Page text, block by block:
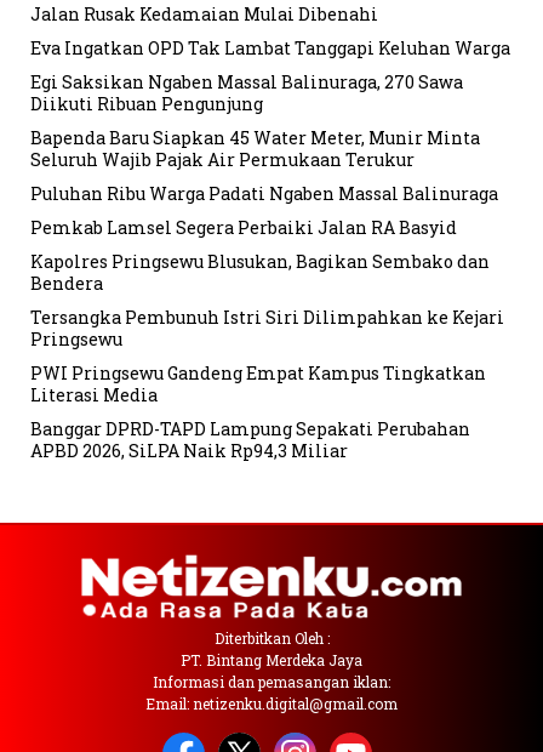
Jalan Rusak Kedamaian Mulai Dibenahi
Eva Ingatkan OPD Tak Lambat Tanggapi Keluhan Warga
Egi Saksikan Ngaben Massal Balinuraga, 270 Sawa
Diikuti Ribuan Pengunjung
Bapenda Baru Siapkan 45 Water Meter, Munir Minta
Seluruh Wajib Pajak Air Permukaan Terukur
Puluhan Ribu Warga Padati Ngaben Massal Balinuraga
Pemkab Lamsel Segera Perbaiki Jalan RA Basyid
Kapolres Pringsewu Blusukan, Bagikan Sembako dan
Bendera
Tersangka Pembunuh Istri Siri Dilimpahkan ke Kejari
Pringsewu
PWI Pringsewu Gandeng Empat Kampus Tingkatkan
Literasi Media
Banggar DPRD-TAPD Lampung Sepakati Perubahan
APBD 2026, SiLPA Naik Rp94,3 Miliar
Diterbitkan Oleh :
PT. Bintang Merdeka Jaya
Informasi dan pemasangan iklan:
Email: netizenku.digital@gmail.com